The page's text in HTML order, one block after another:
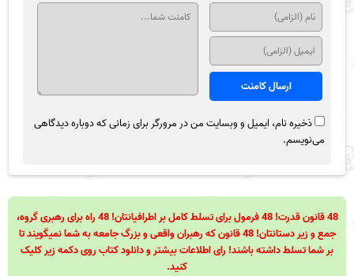
ذخیره نام، ایمیل و وبسایت من در مرورگر برای زمانی که دوباره دیدگاهی
می‌نویسم.
48 قانون قدرت! 48 فرمول برای تسلط کامل بر اطرافیانتان! 48 راه برای رهبری گروه،
جمع و زیر دستانتان! 48 قانون که رهبران واقعی و بزرگ جامعه به شما نمیگویند تا
بر شما تسلط داشته باشند! رای اطلاعات بیشتر و دانلود کتاب روی دکمه زیر کلیک
کنید.